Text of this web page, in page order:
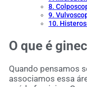
8.
9.
10.
O que é
Quando pensamos
associamos essa